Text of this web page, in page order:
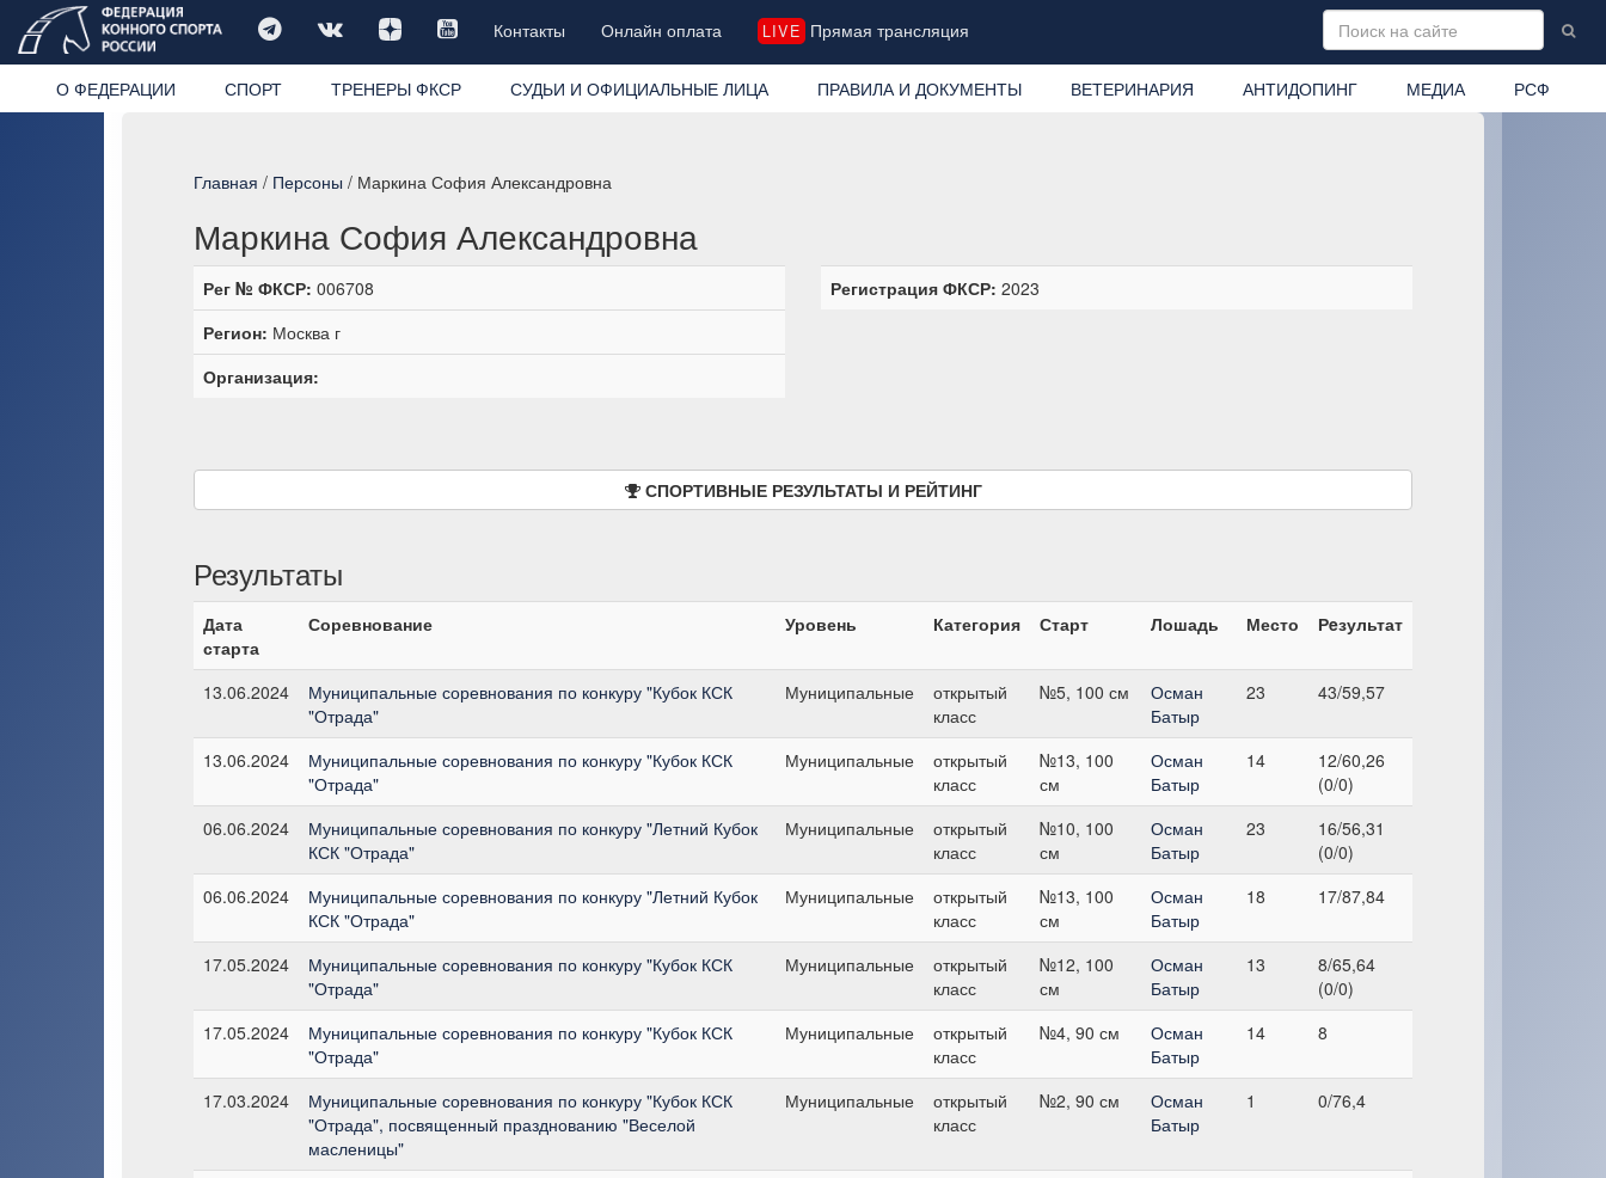
Контакты Онлайн оплата LIVE Прямая трансляция
О ФЕДЕРАЦИИ СПОРТ ТРЕНЕРЫ ФКСР СУДЬИ И ОФИЦИАЛЬНЫЕ ЛИЦА ПРАВИЛА И ДОКУМЕНТЫ ВЕТЕРИНАРИЯ АНТИДОПИНГ МЕДИА РСФ
Главная / Персоны / Маркина София Александровна
Маркина София Александровна
Рег № ФКСР: 006708
Регион: Москва г
Организация:
Регистрация ФКСР: 2023
СПОРТИВНЫЕ РЕЗУЛЬТАТЫ И РЕЙТИНГ
Результаты
Дата
старта
Соревнование Уровень Категория Старт Лошадь Место Рeзультат
13.06.2024
Муниципальные соревнования по конкуру "Кубок КСК
"Отрада"
Муниципальные
открытый
класс
№5, 100 см
Осман
Батыр
23 43/59,57
13.06.2024
Муниципальные соревнования по конкуру "Кубок КСК
"Отрада"
Муниципальные
открытый
класс
№13, 100
см
Осман
Батыр
14
12/60,26
(0/0)
06.06.2024
Муниципальные соревнования по конкуру "Летний Кубок
КСК "Отрада"
Муниципальные
открытый
класс
№10, 100
см
Осман
Батыр
23
16/56,31
(0/0)
06.06.2024
Муниципальные соревнования по конкуру "Летний Кубок
КСК "Отрада"
Муниципальные
открытый
класс
№13, 100
см
Осман
Батыр
18 17/87,84
17.05.2024
Муниципальные соревнования по конкуру "Кубок КСК
"Отрада"
Муниципальные
открытый
класс
№12, 100
см
Осман
Батыр
13
8/65,64
(0/0)
17.05.2024
Муниципальные соревнования по конкуру "Кубок КСК
"Отрада"
Муниципальные
открытый
класс
№4, 90 см
Осман
Батыр
14 8
17.03.2024
Муниципальные соревнования по конкуру "Кубок КСК
"Отрада", посвященный празднованию "Веселой
масленицы"
Муниципальные
открытый
класс
№2, 90 см
Осман
Батыр
1 0/76,4